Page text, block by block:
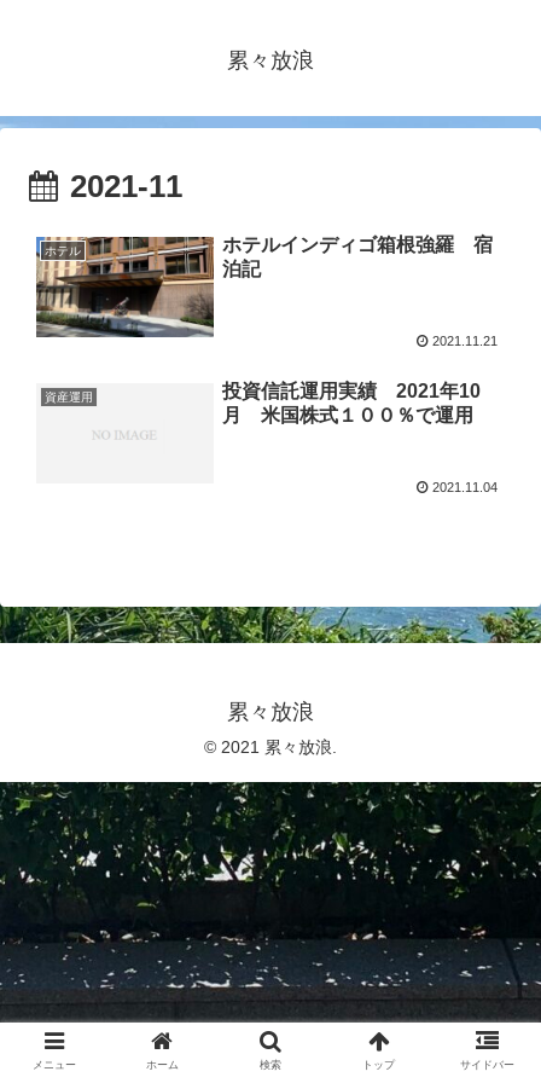
累々放浪
2021-11
ホテル
ホテルインディゴ箱根強羅 宿
泊記
2021.11.21
資産運用
投資信託運用実績 2021年10
月 米国株式１００％で運用
2021.11.04
累々放浪
© 2021 累々放浪.
メニュー ホーム 検索 トップ サイドバー